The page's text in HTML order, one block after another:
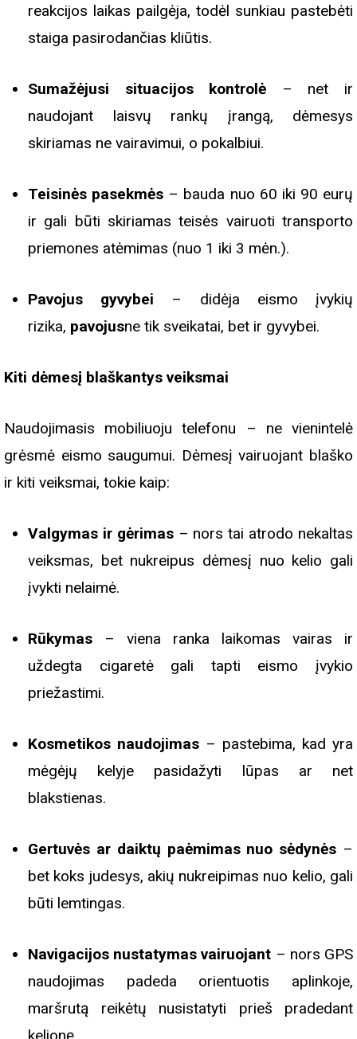
reakcijos laikas pailgėja, todėl sunkiau pastebėti
staiga pasirodančias kliūtis.
Sumažėjusi situacijos kontrolė
– net ir
naudojant laisvų rankų įrangą, dėmesys
skiriamas ne vairavimui, o pokalbiui.
Teisinės pasekmės – bauda nuo 60 iki 90 eurų
ir gali būti skiriamas teisės vairuoti transporto
priemones atėmimas (nuo 1 iki 3 mėn.).
Pavojus gyvybei
– didėja eismo įvykių
rizika, pavojusne tik sveikatai, bet ir gyvybei.
Kiti dėmesį blaškantys veiksmai
Naudojimasis mobiliuoju telefonu – ne vienintelė
grėsmė eismo saugumui. Dėmesį vairuojant blaško
ir kiti veiksmai, tokie kaip:
Valgymas ir gėrimas – nors tai atrodo nekaltas
veiksmas, bet nukreipus dėmesį nuo kelio gali
įvykti nelaimė.
Rūkymas
– viena ranka laikomas vairas ir
uždegta cigaretė gali tapti eismo įvykio
priežastimi.
Kosmetikos naudojimas – pastebima, kad yra
mėgėjų kelyje pasidažyti lūpas ar net
blakstienas.
Gertuvės ar daiktų paėmimas nuo sėdynės –
bet koks judesys, akių nukreipimas nuo kelio, gali
būti lemtingas.
Navigacijos nustatymas vairuojant – nors GPS
naudojimas padeda orientuotis aplinkoje,
maršrutą reikėtų nusistatyti prieš pradedant
kelionę.